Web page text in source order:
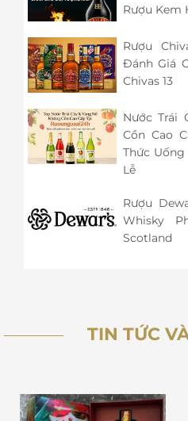
Rượu Kem
Rượu
Đánh Giá
Chivas 13
Nước Trái
Cồn Cao
Thức
Lễ
Rượu
Whisky
Scotland
TIN TỨC